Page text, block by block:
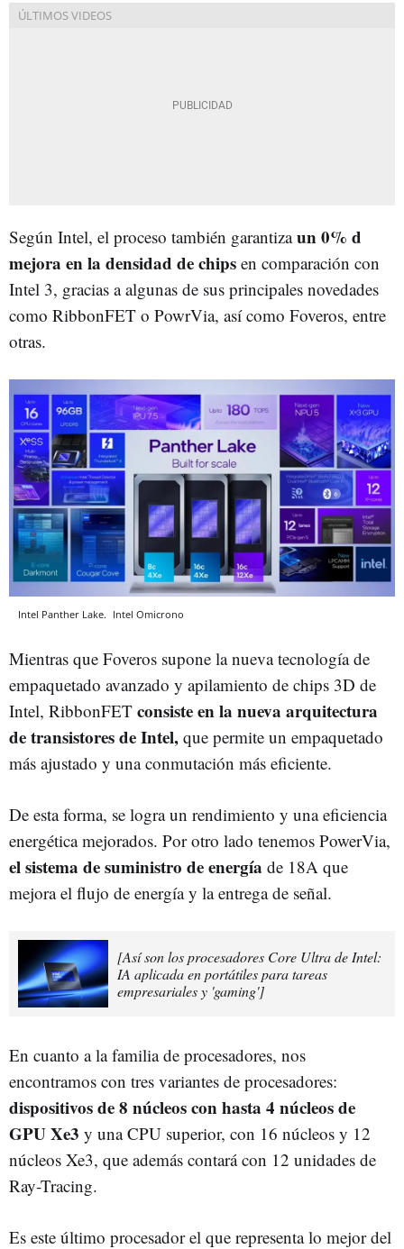
Según Intel, el proceso también garantizaun 0% d
mejora en la densidad de chips en comparación con
Intel 3, gracias a algunas de sus principales novedades
como RibbonFET o PowrVia, así como Foveros, entre
otras.
Intel Panther Lake. Intel Omicrono
Mientras que Foveros supone la nueva tecnología de
empaquetado avanzado y apilamiento de chips 3D de
Intel, RibbonFET consiste en la nueva arquitectura
de transistores de Intel, que permite un empaquetado
más ajustado y una conmutación más eficiente.
De esta forma, se logra un rendimiento y una eficiencia
energética mejorados. Por otro lado tenemos PowerVia,
el sistema de suministro de energía de 18A que
mejora el flujo de energía y la entrega de señal.
[Así son los procesadores Core Ultra de Intel:
IA aplicada en portátiles para tareas
empresariales y 'gaming']
En cuanto a la familia de procesadores, nos
encontramos con tres variantes de procesadores:
dispositivos de 8 núcleos con hasta 4 núcleos de
GPU Xe3 y una CPU superior, con 16 núcleos y 12
núcleos Xe3, que además contará con 12 unidades de
Ray-Tracing.
Es este último procesador el que representa lo mejor del